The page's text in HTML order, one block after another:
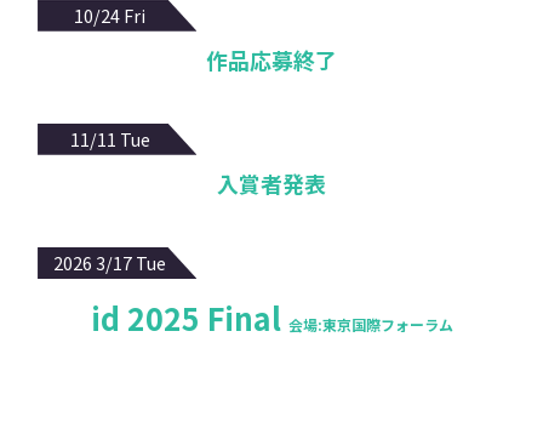
10/24 Fri
作品応募終了
11/11 Tue
入賞者発表
2026 3/17 Tue
id 2025 Final 会場:東京国際フォーラム